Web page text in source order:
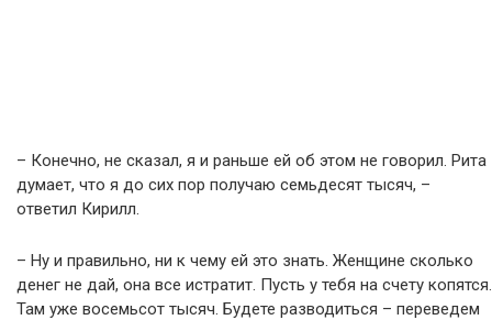
– Конечно, не сказал, я и раньше ей об этом не говорил. Рита
думает, что я до сих пор получаю семьдесят тысяч, –
ответил Кирилл.
– Ну и правильно, ни к чему ей это знать. Женщине сколько
денег не дай, она все истратит. Пусть у тебя на счету копятся.
Там уже восемьсот тысяч. Будете разводиться – переведем